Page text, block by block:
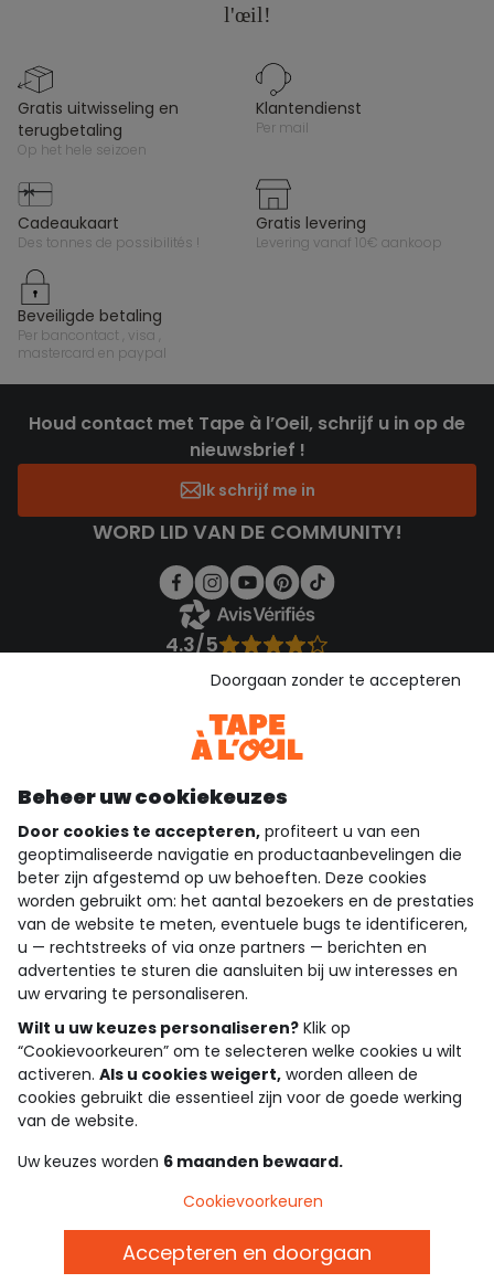
l'œil!
gratis uitwisseling en
terugbetaling
op het hele seizoen
klantendienst
per mail
cadeaukaart
des tonnes de possibilités !
gratis levering
levering vanaf 10€ aankoop
beveiligde betaling
per bancontact , visa ,
mastercard en paypal
Houd contact met Tape à l’Oeil, schrijf u in op de
nieuwsbrief !
Ik schrijf me in
WORD LID VAN DE COMMUNITY!
4.3/5
Bekijk de vertrouwensverklaring
Download onze applicatie
Ontdek onze applicatie
wie zijn we?
hulp nodig
loyalty club
onze catalogus
Algemene verkoop en gebruiksvoorwaarden
Privacybeleid
Cookies en persoonsgegevens
Beheer uw cookiekeuzes
Door cookies te accepteren, profiteert u van een
geoptimaliseerde navigatie en productaanbevelingen die
beter zijn afgestemd op uw behoeften. Deze cookies
worden gebruikt om: het aantal bezoekers en de prestaties
van de website te meten, eventuele bugs te identificeren,
u — rechtstreeks of via onze partners — berichten en
advertenties te sturen die aansluiten bij uw interesses en
uw ervaring te personaliseren.
Wilt u uw keuzes personaliseren? Klik op
“Cookievoorkeuren” om te selecteren welke cookies u wilt
activeren. Als u cookies weigert, worden alleen de
cookies gebruikt die essentieel zijn voor de goede werking
van de website.
Uw keuzes worden 6 maanden bewaard.
Doorgaan zonder te accepteren
Cookievoorkeuren
Accepteren en doorgaan